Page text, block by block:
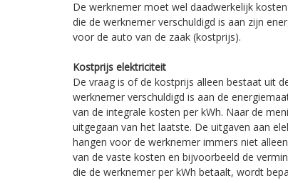
De werknemer moet wel daadwerkelijk
die de werknemer verschuldigd is aan zijn
voor de auto van de zaak (kostprijs).
Kostprijs elektriciteit
De vraag is of de kostprijs alleen bestaat uit
werknemer verschuldigd is aan de
van de integrale kosten per kWh. Naar de
uitgegaan van het laatste. De uitgaven aan
hangen voor de werknemer immers niet
van de vaste kosten en bijvoorbeeld de
die de werknemer per kWh betaalt, wordt